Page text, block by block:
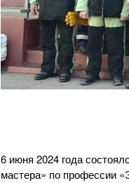
6 июня 2024 года
мастера» по профессии